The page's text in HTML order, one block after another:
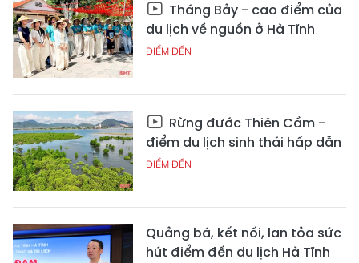
Tháng Bảy - cao điểm của
du lịch về nguồn ở Hà Tĩnh
ĐIỂM ĐẾN
Rừng đước Thiên Cầm -
điểm du lịch sinh thái hấp dẫn
ĐIỂM ĐẾN
Quảng bá, kết nối, lan tỏa sức
hút điểm đến du lịch Hà Tĩnh